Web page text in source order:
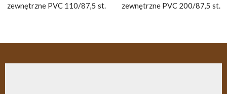
zewnętrzne PVC 110/87,5 st.
zewnętrzne PVC 200/87,5 st.